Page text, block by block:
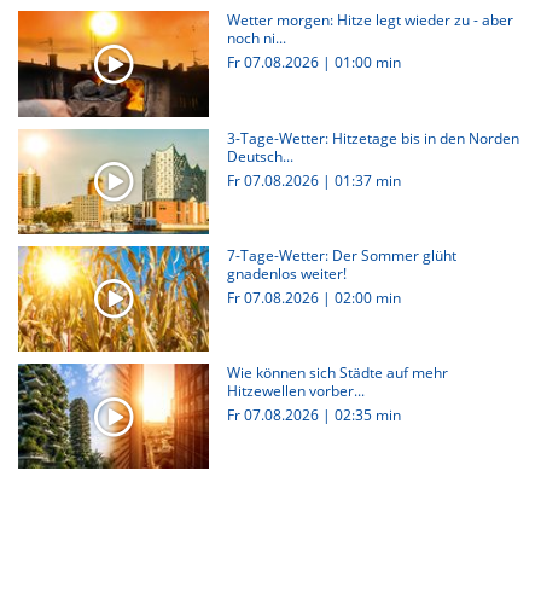
Wetter morgen: Hitze legt wieder zu - aber
noch ni...
Fr 07.08.2026 | 01:00 min
3-Tage-Wetter: Hitzetage bis in den Norden
Deutsch...
Fr 07.08.2026 | 01:37 min
7-Tage-Wetter: Der Sommer glüht
gnadenlos weiter!
Fr 07.08.2026 | 02:00 min
Wie können sich Städte auf mehr
Hitzewellen vorber...
Fr 07.08.2026 | 02:35 min